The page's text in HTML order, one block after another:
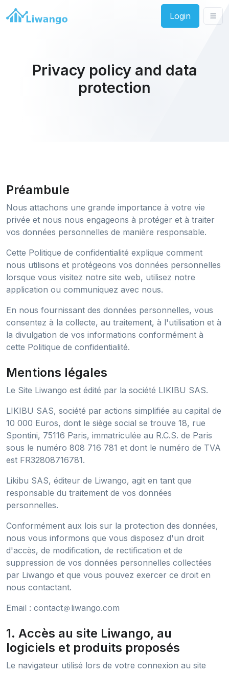
Login
Privacy policy and data
protection
Préambule
Nous attachons une grande importance à votre vie
privée et nous nous engageons à protéger et à traiter
vos données personnelles de manière responsable.
Cette Politique de confidentialité explique comment
nous utilisons et protégeons vos données personnelles
lorsque vous visitez notre site web, utilisez notre
application ou communiquez avec nous.
En nous fournissant des données personnelles, vous
consentez à la collecte, au traitement, à l'utilisation et à
la divulgation de vos informations conformément à
cette Politique de confidentialité.
Mentions légales
Le Site Liwango est édité par la société LIKIBU SAS.
LIKIBU SAS, société par actions simplifiée au capital de
10 000 Euros, dont le siège social se trouve 18, rue
Spontini, 75116 Paris, immatriculée au R.C.S. de Paris
sous le numéro 808 716 781 et dont le numéro de TVA
est FR32808716781.
Likibu SAS, éditeur de Liwango, agit en tant que
responsable du traitement de vos données
personnelles.
Conformément aux lois sur la protection des données,
nous vous informons que vous disposez d'un droit
d'accès, de modification, de rectification et de
suppression de vos données personnelles collectées
par Liwango et que vous pouvez exercer ce droit en
nous contactant.
Email : contact
liwango.com
1. Accès au site Liwango, au
logiciels et produits proposés
Le navigateur utilisé lors de votre connexion au site